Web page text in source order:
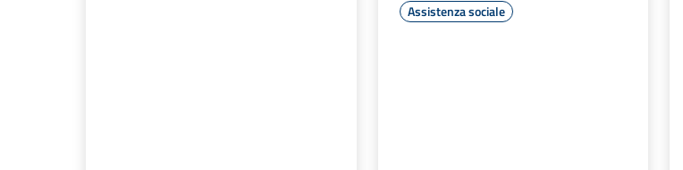
Assistenza sociale